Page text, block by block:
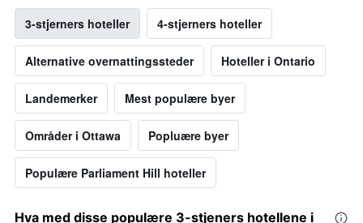
3-stjerners hoteller 4-stjerners hoteller
Alternative overnattingssteder Hoteller i Ontario
Landemerker Mest populære byer
Områder i Ottawa Popluære byer
Populære Parliament Hill hoteller
Hva med disse populære 3-stjeners hotellene i